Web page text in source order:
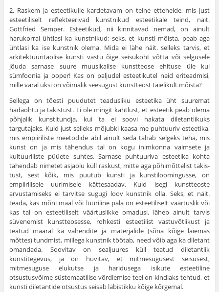
2. Raskem ja esteetikuile kardetavam on teine ette­heide, mis just
esteetiliselt reflekteerivad kunstnikud esteetikale teind, näit.
Gottfried Semper. Esteetikud, nii kinni­tavad nemad, on ainult
harukorral ühtlasi ka kunstnikud; seks, et kunsti mõista, peab aga
ühtlasi ka ise kunstnik olema. Mida ei lähe näit. selleks tarvis, et
arkitektuuritaolise kunsti vastu õige seisukoht võtta või selgusele
jõuda sarnase suure muusikalise kunstteose ehituse üle kui
sümfoonia ja ooper! Kas on paljudel esteetikutel neid eritead­misi,
mille varal üksi on võimalik seesugust kunstteost täielikult mõista?
Sellega on tõesti puudutet teadusliku esteetika üht suuremat
hädaohtu ja takistust. Ei ole mingit kahtlust, et esteetik peab olema
põhjalik kunstitundja, kui ta ei soovi hakata diletantlikuks
targutajaks. Kuid just selleks mõjubki kaasa me puhtuuriv esteetika,
mis empiiriliste meetodide abil ainult seda tahab selgeks teha, mis
kunst on ja mis tähendus tal on kogu inimkonna vaimsete ja
kultuuriliste püüete suhtes. Sarnase puhtuuriva esteetika kohta
tähendab nimetet asjaolu küll raskust, mitte aga põhimõttelist takis­
tust, sest kõik, mis puutub kunsti ja kunstiloomingusse, on
empiirilisele uurimisele kättesaadav. Kuid isegi kunstteoste
arvustamiseks ei tarvitse sugugi loov kunstnik olla. Seks, et näit.
teada, kas mõni maal või lüüriline pala on esteetiliselt väärtuslik või
kas tal on esteetiliselt väärtuslikke omadusi, läheb ainult tarvis
süvenemist kunstteosesse, roh­kesti esteetilist vastuvõtlikust ja
teatud määral ka vahendite ja materjalide (sõna kõige laiemas
mõttes) tundmist, millega kunstnik töötab, need võib aga ka diletant
omandada. Soovitav on sealjuures küll teatud diletantlik
kunstitegevus, ja on huvitav, et mitmesugusest seisusest,
mitmesuguse elukutse ja haridusega isikute esteetiline
otsustusvõime süstemaatilise võrdlemise teel on kindlaks tehtud, et
kunsti diletantide otsustus seisab läbistikku kõige kõrgemal.